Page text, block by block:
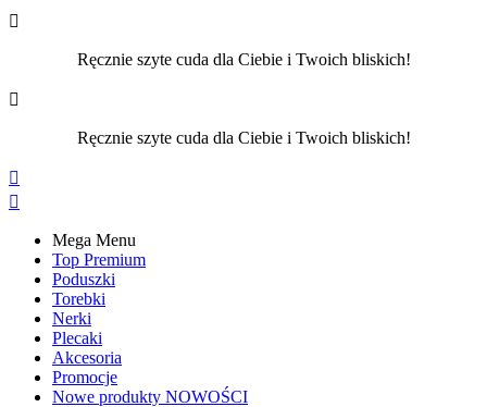

Ręcznie szyte cuda dla Ciebie i Twoich bliskich!

Ręcznie szyte cuda dla Ciebie i Twoich bliskich!


Mega Menu
Top Premium
Poduszki
Torebki
Nerki
Plecaki
Akcesoria
Promocje
Nowe produkty NOWOŚCI